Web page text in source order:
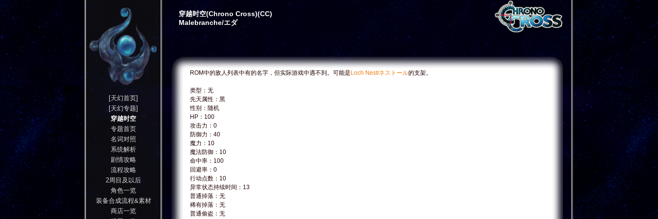
穿越时空(Chrono Cross)(CC)
Malebranche/エダ
ROM中的敌人列表中有的名字，但实际游戏中遇不到。可能是 Loch Nest/ネストール的支架。
类型：无
先天属性：黑
性别：随机
HP：100
攻击力：0
防御力：40
魔力：10
魔法防御：10
命中率：100
回避率：0
行动点数：10
异常状态持续时间：13
普通掉落：无
稀有掉落：无
普通偷盗：无
[天幻首页]
[天幻专题]
穿越时空
专题首页
名词对照
系统解析
剧情攻略
流程攻略
2周目及以后
角色一览
装备合成流程&素材
商店一览